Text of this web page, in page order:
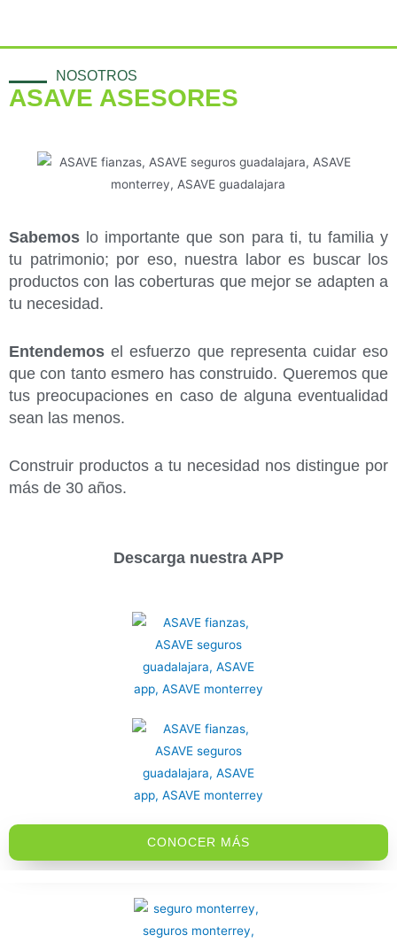
NOSOTROS
ASAVE ASESORES
Sabemos lo importante que son para ti, tu familia y
tu patrimonio; por eso, nuestra labor es buscar los
productos con las coberturas que mejor se adapten a
tu necesidad.
Entendemos el esfuerzo que representa cuidar eso
que con tanto esmero has construido. Queremos que
tus preocupaciones en caso de alguna eventualidad
sean las menos.
Construir productos a tu necesidad nos distingue por
más de 30 años.
Descarga nuestra APP
CONOCER MÁS